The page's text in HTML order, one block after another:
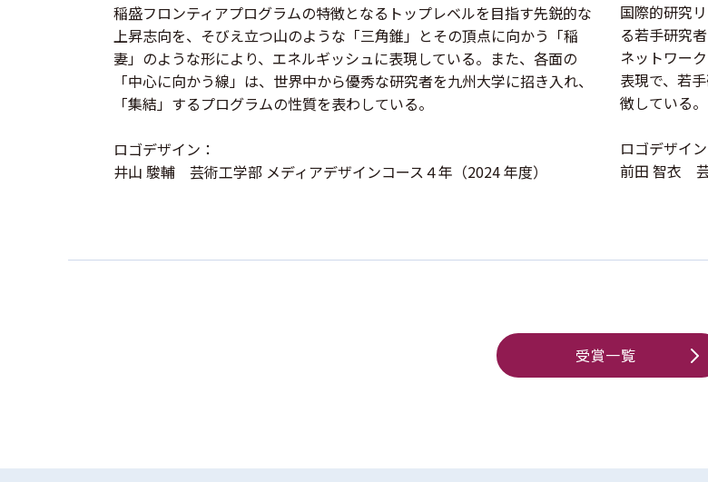
稲盛フロンティアプログラムの特徴となるトップレベルを目指す先鋭的な
上昇志向を、そびえ立つ山のような「三角錐」とその頂点に向かう「稲
妻」のような形により、エネルギッシュに表現している。また、各面の
「中心に向かう線」は、世界中から優秀な研究者を九州大学に招き入れ、
「集結」するプログラムの性質を表わしている。
ロゴデザイン：
井山 駿輔 芸術工学部 メディアデザインコース４年（2024 年度）
国際的研究
る若手研究
ネットワー
表現で、若
徴している。
ロゴデザイン
前田 智衣 芸
受賞一覧